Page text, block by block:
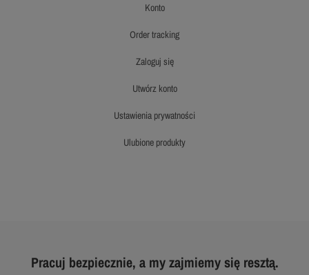
konto
order tracking
zaloguj się
utwórz konto
ustawienia prywatności
ulubione produkty
Pracuj bezpiecznie, a my zajmiemy się resztą.